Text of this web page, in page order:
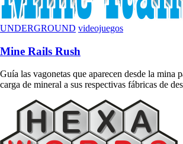
UNDERGROUND videojuegos
Mine Rails Rush
Guía las vagonetas que aparecen desde la mina
carga de mineral a sus respectivas fábricas de